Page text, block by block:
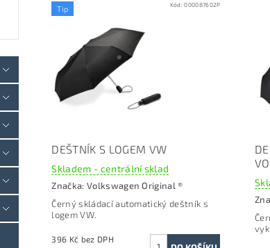
Tip Kód:000087602P
DEŠTNÍK S LOGEM VW
Skladem - centrální sklad
Značka: Volkswagen Original ®
Černýskládací automatický deštník s
logem VW.
396 Kč bez DPH